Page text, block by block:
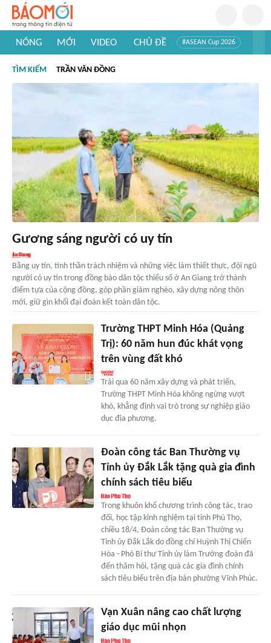
NÓNG MỚI VIDEO CHỦ ĐỀ #ASEAN Cup 2026
#Khám phá thế giới
TÌM KIẾM TRẦN VĂN ĐỒNG
Gương sáng người có uy tín
Bằng uy tín, tinh thần trách nhiệm và những việc làm thiết thực, đội ngũ
người có uy tín trong đồng bào dân tộc thiểu số ở An Giang trở thành
điểm tựa của cộng đồng, góp phần giảm nghèo, xây dựng nông thôn
mới, giữ gìn khối đại đoàn kết toàn dân tộc.
Trường THPT Minh Hóa (Quảng
Trị): 60 năm hun đúc khát vọng
trên vùng đất khó
Trải qua 60 năm xây dựng và phát triển,
Trường THPT Minh Hóa không ngừng vượt
khó, khẳng định vai trò trong sự nghiệp giáo
dục địa phương.
Đoàn công tác Ban Thường vụ
Tỉnh ủy Đắk Lắk tặng quà gia đình
chính sách tiêu biểu
Trong khuôn khổ chương trình công tác, trao
đổi, học tập kinh nghiệm tại tỉnh Phú Thọ,
chiều 18/4, Đoàn công tác Ban Thường vụ
Tỉnh ủy Đắk Lắk do đồng chí Huỳnh Thị Chiến
Hòa - Phó Bí thư Tỉnh ủy làm Trưởng đoàn đã
đến thăm hỏi, tặng quà các gia đình chính
sách tiêu biểu trên địa bàn phường Vĩnh Phúc.
Vạn Xuân nâng cao chất lượng
giáo dục mũi nhọn